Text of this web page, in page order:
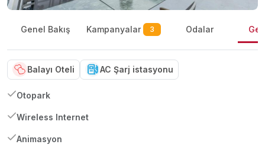
Genel Bakış Kampanyalar 3 Odalar
Balayı Oteli AC Şarj istasyonu
Otopark
Wireless Internet
Animasyon